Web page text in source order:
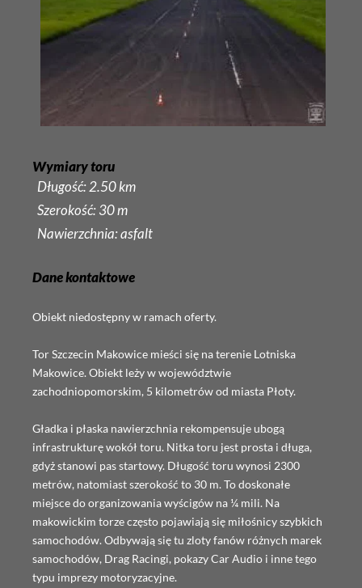
Wymiary toru
Długość: 2.50 km
Szerokość: 30 m
Nawierzchnia: asfalt
Dane kontaktowe
Obiekt niedostępny w ramach oferty.
Tor Szczecin Makowice mieści się na terenie Lotniska
Makowice. Obiekt leży w województwie
zachodniopomorskim, 5 kilometrów od miasta Płoty.
Gładka i płaska nawierzchnia rekompensuje ubogą
infrastrukturę wokół toru. Nitka toru jest prosta i długa,
gdyż stanowi pas startowy. Długość toru wynosi 2300
metrów, natomiast szerokość to 30 m. To doskonałe
miejsce do organizowania wyścigów na ¼ mili. Na
makowickim torze często pojawiają się miłośnicy szybkich
samochodów. Odbywają się tu zloty fanów różnych marek
samochodów, Drag Racingi, pokazy Car Audio i inne tego
typu imprezy motoryzacyjne.